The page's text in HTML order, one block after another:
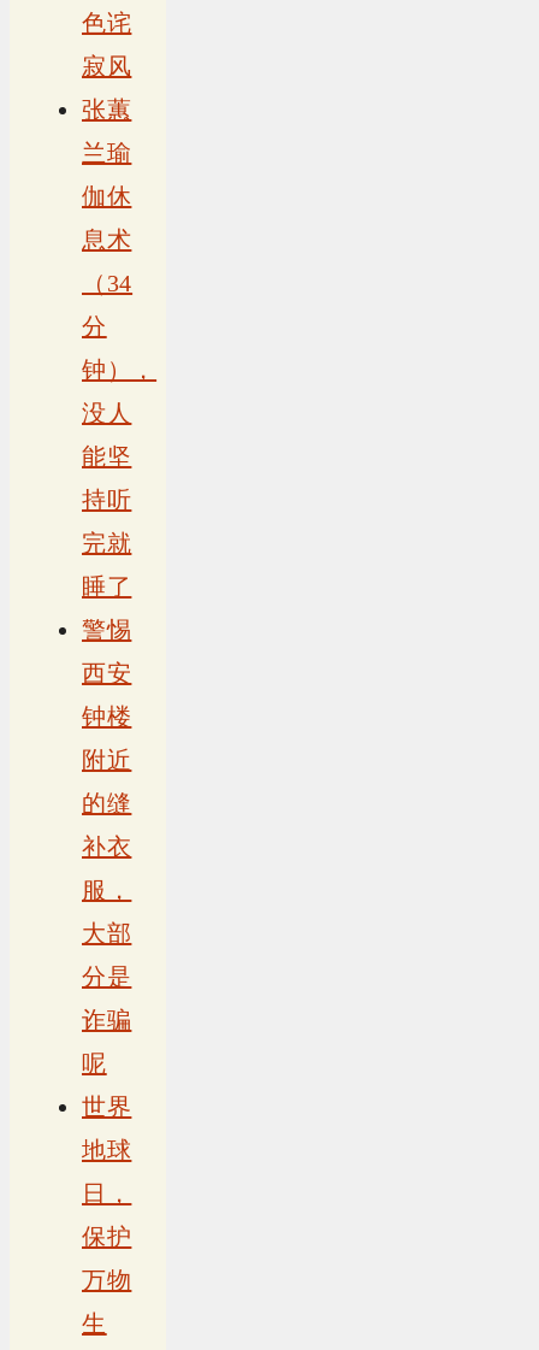
色诧
寂风
张蕙
兰瑜
伽休
息术
（34
分
钟），
没人
能坚
持听
完就
睡了
警惕
西安
钟楼
附近
的缝
补衣
服，
大部
分是
诈骗
呢
世界
地球
日，
保护
万物
生